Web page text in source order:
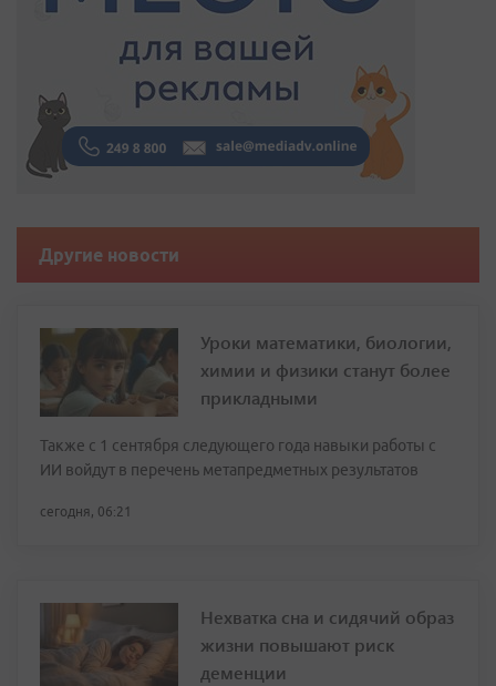
Другие новости
Уроки математики, биологии,
химии и физики станут более
прикладными
Также с 1 сентября следующего года навыки работы с
ИИ войдут в перечень метапредметных результатов
сегодня, 06:21
Нехватка сна и сидячий образ
жизни повышают риск
деменции